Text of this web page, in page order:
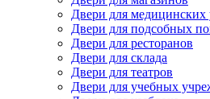
Двери для медицинских
Двери для подсобных
Двери для ресторанов
Двери для склада
Двери для театров
Двери для учебных